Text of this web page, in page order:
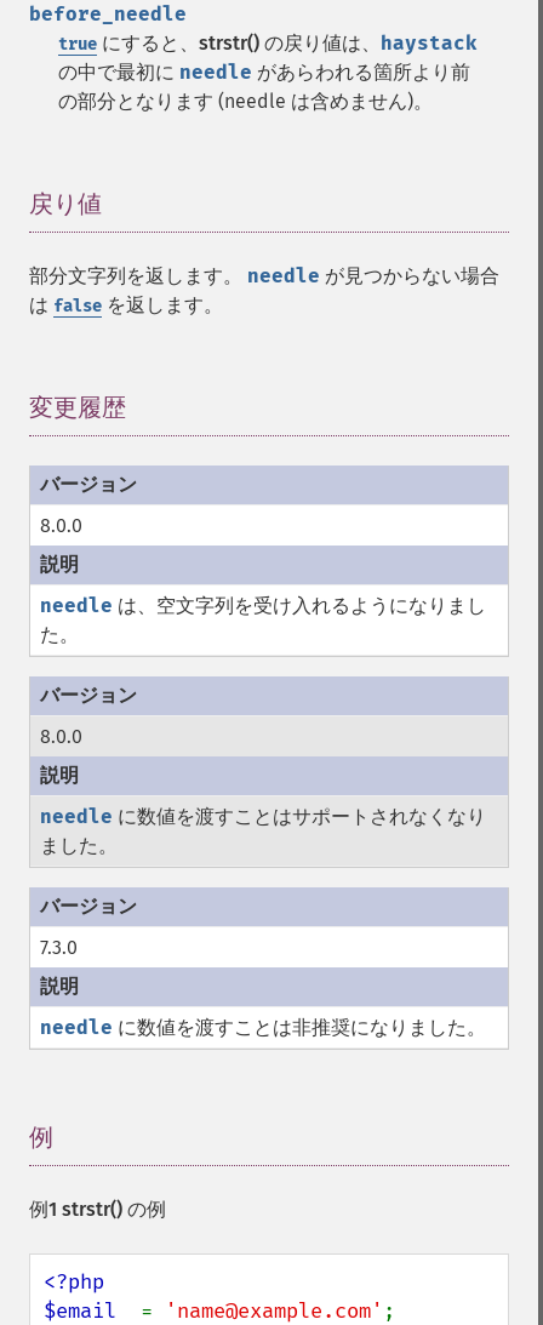
before_needle
true にすると、 strstr() の戻り値は、 haystack
の中で最初に needle があらわれる箇所より前
の部分となります (needle は含めません)。
戻り値
部分文字列を返します。 needle が見つからない場合
は false を返します。
変更履歴
8.0.0
needle は、空文字列を受け入れるようになりまし
た。
8.0.0
needle に数値を渡すことはサポートされなくなり
ました。
7.3.0
needle に数値を渡すことは非推奨になりました。
例
例1 strstr() の例
<?php
$email = 'name@example.com'